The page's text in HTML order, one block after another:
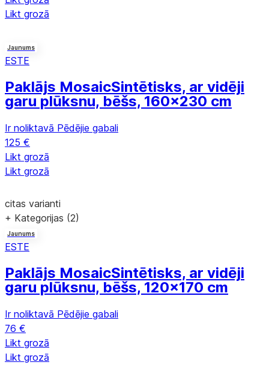
Likt grozā
Jaunums
ESTE
Paklājs MosaicSintētisks, ar vidēji
garu plūksnu, bēšs, 160x230 cm
Ir noliktavā Pēdējie gabali
125 €
Likt grozā
Likt grozā
citas varianti
+ Kategorijas (2)
Jaunums
ESTE
Paklājs MosaicSintētisks, ar vidēji
garu plūksnu, bēšs, 120x170 cm
Ir noliktavā Pēdējie gabali
76 €
Likt grozā
Likt grozā